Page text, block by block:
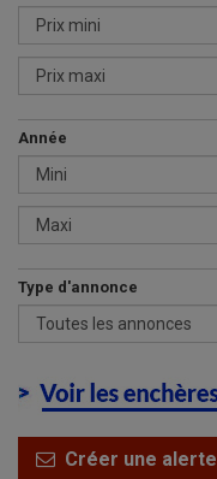
Année
Type d'annonce
Créer une alerte